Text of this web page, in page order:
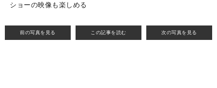
前の写真を見る この記事を読む 次の写真を見る
ショーの映像も楽しめる